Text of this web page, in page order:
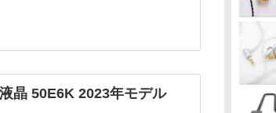
晶 50E6K 2023年モデル